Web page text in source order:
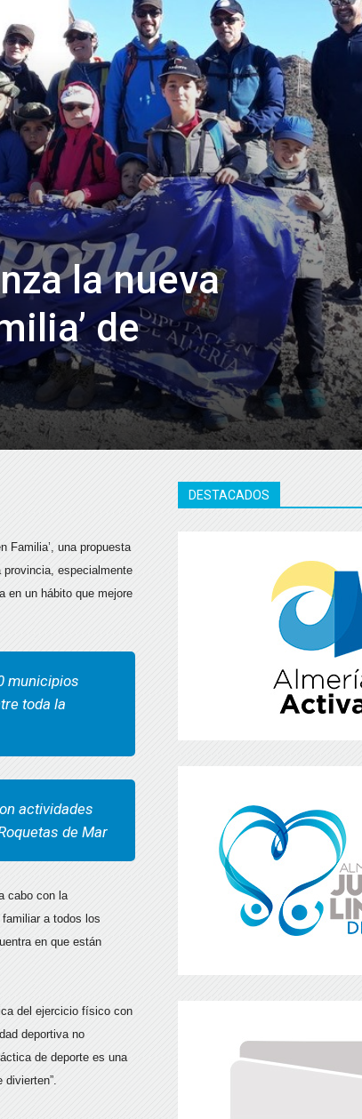
la nueva
de
Familia’, una propuesta
especialmente
en un hábito que mejore
municipios
toda la
actividades
de Mar
cabo con la
a todos los
en que están
del ejercicio físico con
deportiva no
de deporte es una
DESTACADOS